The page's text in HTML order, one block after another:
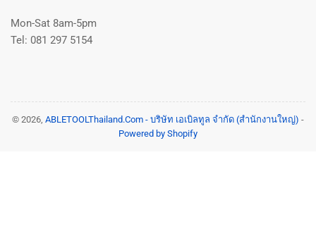
Mon-Sat 8am-5pm
Tel: 081 297 5154
© 2026, ABLETOOLThailand.Com - บริษัท เอเบิลทูล จำกัด (สำนักงานใหญ่) -
Powered by Shopify